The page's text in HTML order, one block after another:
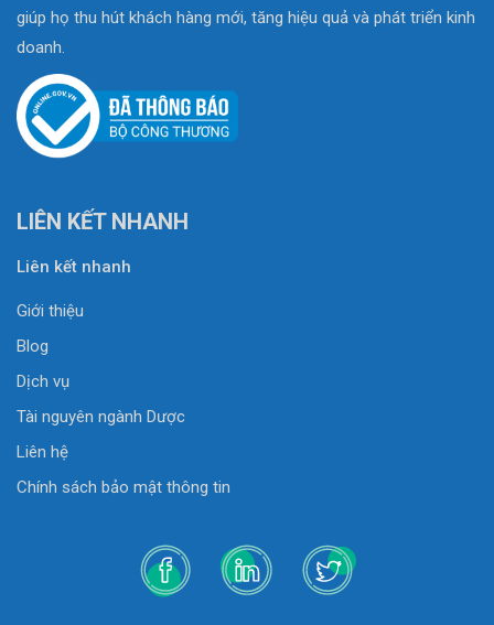
giúp họ thu hút khách hàng mới, tăng hiệu quả và phát triển kinh
doanh.
LIÊN KẾT NHANH
Liên kết nhanh
Giới thiệu
Blog
Dịch vụ
Tài nguyên ngành Dược
Liên hệ
Chính sách bảo mật thông tin